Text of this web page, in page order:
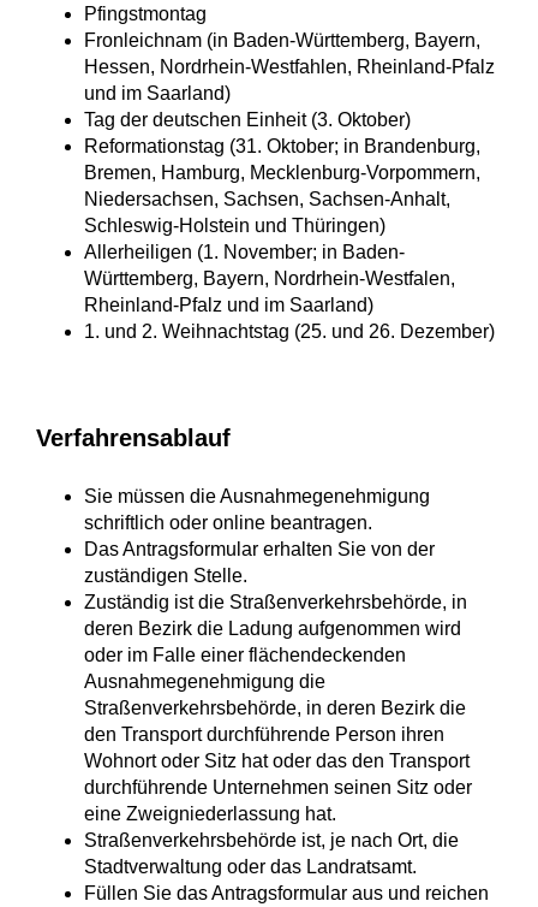
Pfingstmontag
Fronleichnam (in Baden-Württemberg, Bayern,
Hessen, Nordrhein-Westfahlen, Rheinland-Pfalz
und im Saarland)
Tag der deutschen Einheit (3. Oktober)
Reformationstag (31. Oktober; in Brandenburg,
Bremen, Hamburg, Mecklenburg-Vorpommern,
Niedersachsen, Sachsen, Sachsen-Anhalt,
Schleswig-Holstein und Thüringen)
Allerheiligen (1. November; in Baden-
Württemberg, Bayern, Nordrhein-Westfalen,
Rheinland-Pfalz und im Saarland)
1. und 2. Weihnachtstag (25. und 26. Dezember)
Verfahrensablauf
Sie müssen die Ausnahmegenehmigung
schriftlich oder online beantragen.
Das Antragsformular erhalten Sie von der
zuständigen Stelle.
Zuständig ist die Straßenverkehrsbehörde, in
deren Bezirk die Ladung aufgenommen wird
oder im Falle einer flächendeckenden
Ausnahmegenehmigung die
Straßenverkehrsbehörde, in deren Bezirk die
den Transport durchführende Person ihren
Wohnort oder Sitz hat oder das den Transport
durchführende Unternehmen seinen Sitz oder
eine Zweigniederlassung hat.
Straßenverkehrsbehörde ist, je nach Ort, die
Stadtverwaltung oder das Landratsamt.
Füllen Sie das Antragsformular aus und reichen